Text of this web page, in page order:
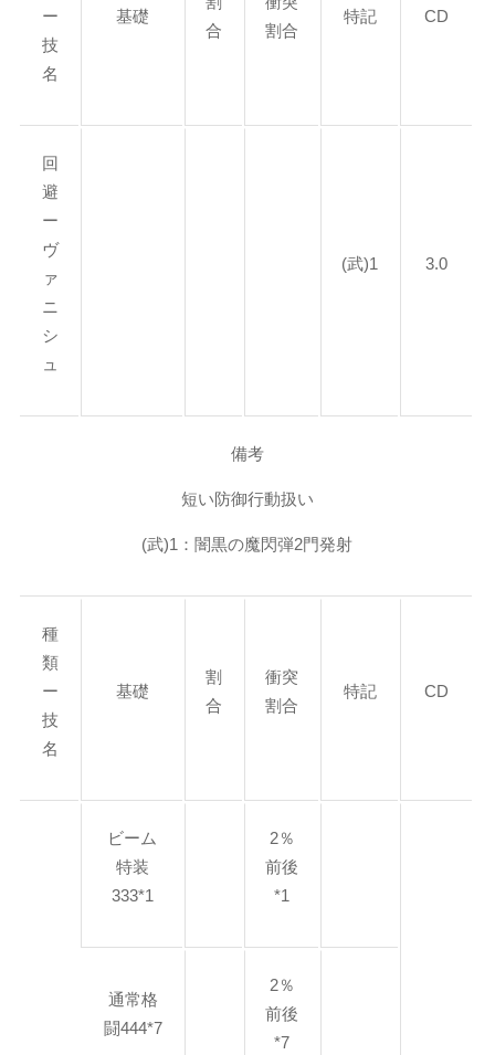
ー
技
名
基礎
合
割合
特記 CD
回
避
ー
ヴ
ァ
ニ
シ
ュ
(武)1 3.0
備考
短い防御行動扱い
(武)1：闇黒の魔閃弾2門発射
種
類
ー
技
名
基礎
割
合
衝突
割合
特記 CD
ビーム
特装
333*1
2％
前後
*1
通常格
闘444*7
2％
前後
*7